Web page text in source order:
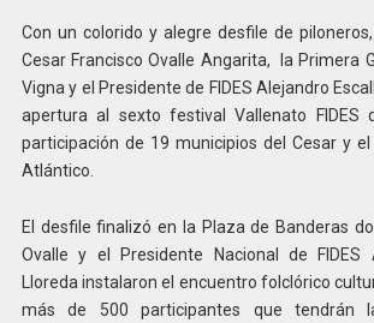
Con un colorido y alegre desfile de
Cesar Francisco Ovalle Angarita, la Primera
Vigna y el Presidente de FIDES Alejandro
apertura al sexto festival Vallenato FIDES
participación de 19 municipios del Cesar y
Atlántico.
El desfile finalizó en la Plaza de Banderas
Ovalle y el Presidente Nacional de FIDES
Lloreda instalaron el encuentro folclórico
más de 500 participantes que tendrán